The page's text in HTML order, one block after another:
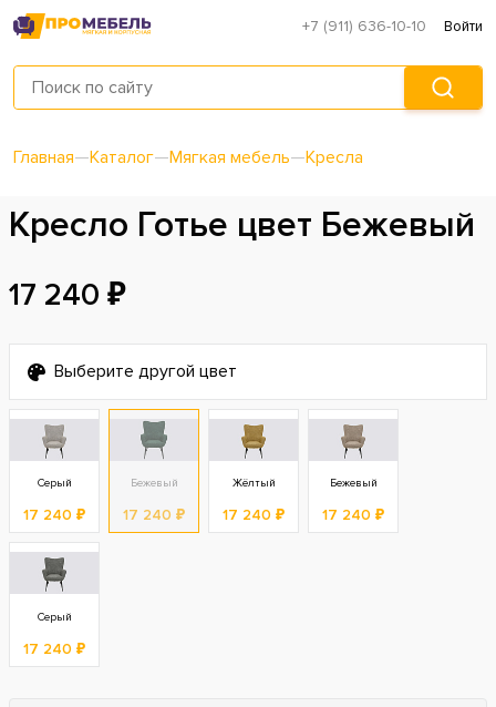
+7 (911) 636-10-10 Войти
Главная—Каталог—Мягкая мебель—Кресла
Кресло Готье цвет Бежевый
17 240 ₽
Выберите другой цвет
Серый
17 240 ₽
Бежевый
17 240 ₽
Жёлтый
17 240 ₽
Бежевый
17 240 ₽
Серый
17 240 ₽